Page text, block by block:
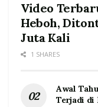
Video
Heboh,
Juta Kali
1 SHARES
Awal
Terjadi di